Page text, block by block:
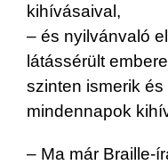
kihívásaival,
– és nyilvánvaló
látássérült
szinten ismerik
mindennapok
– Ma már Braille-